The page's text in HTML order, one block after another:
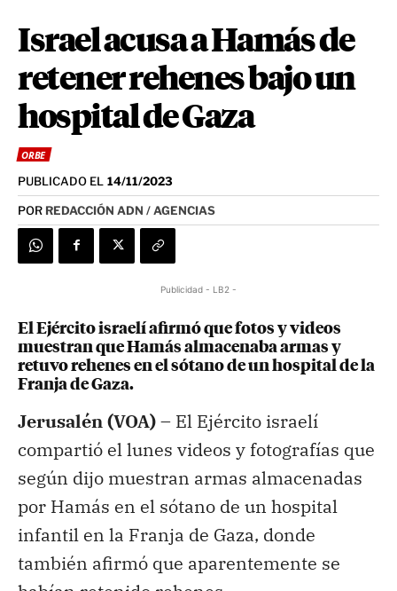
Israel acusa a Hamás de
retener rehenes bajo un
hospital de Gaza
ORBE
PUBLICADO EL 14/11/2023
POR REDACCIÓN ADN / AGENCIAS
Publicidad - LB2 -
El Ejército israelí afirmó que fotos y videos
muestran que Hamás almacenaba armas y
retuvo rehenes en el sótano de un hospital de la
Franja de Gaza.
Jerusalén (VOA) – El Ejército israelí
compartió el lunes videos y fotografías que
según dijo muestran armas almacenadas
por Hamás en el sótano de un hospital
infantil en la Franja de Gaza, donde
también afirmó que aparentemente se